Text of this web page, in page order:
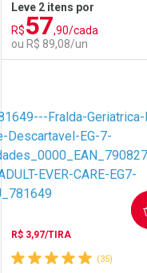
Comprar sem Desconto
Por R$ 84,99/cada
Comprar sem Desconto
Por R$ 84,99/cada
Leve 2 itens por
R$57,90/cada
ou R$ 89,08/un
Laboratório
Por Menos
(35)
R$ 3,97/TIRA
COMPRAR